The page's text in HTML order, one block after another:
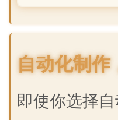
自动化制作
即使你选择